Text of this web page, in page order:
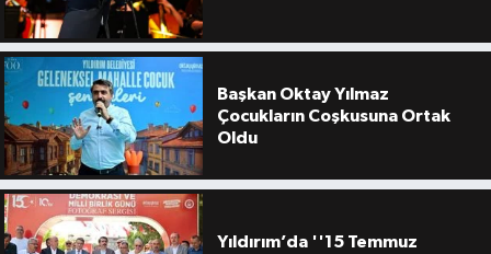
Başkan Oktay Yılmaz
Çocukların Coşkusuna Ortak
Oldu
Yıldırım’da ''15 Temmuz